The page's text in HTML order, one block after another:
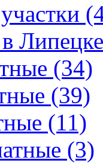
Липецке
(34)
(39)
(11)
(3)